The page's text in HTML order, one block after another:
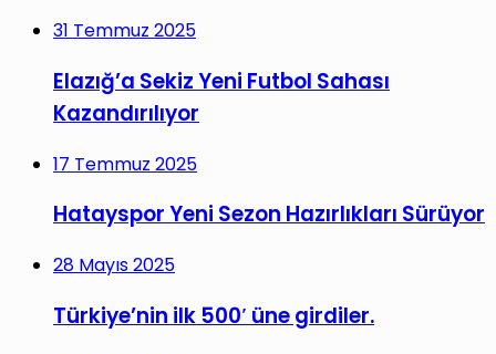
31 Temmuz 2025
Elazığ’a Sekiz Yeni Futbol Sahası
Kazandırılıyor
17 Temmuz 2025
Hatayspor Yeni Sezon Hazırlıkları Sürüyor
28 Mayıs 2025
Türkiye’nin ilk 500′ üne girdiler.